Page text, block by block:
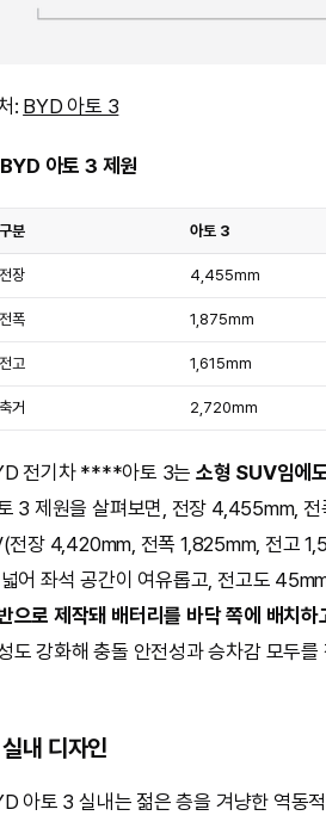
: BYD 아토 3
아토 3 제원
구분 아토 3
전장 4,455mm
전폭 1,875mm
전고 1,615mm
축거 2,720mm
전기차 ****아토 3는소형 SUV임에
3 제원을 살펴보면, 전장 4,455mm,
전장 4,420mm, 전폭 1,825mm, 전고
어 좌석 공간이 여유롭고, 전고도
으로 제작돼 배터리를 바닥 쪽에 배치
도 강화해 충돌 안전성과 승차감 모두를
내 디자인
아토 3 실내는 젊은 층을 겨냥한 역동